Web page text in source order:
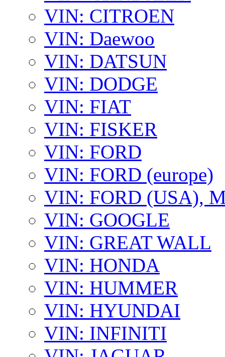
VIN: CITROEN
VIN: Daewoo
VIN: DATSUN
VIN: DODGE
VIN: FIAT
VIN: FISKER
VIN: FORD
VIN: FORD (europe)
VIN: FORD (USA),
VIN: GOOGLE
VIN: GREAT WALL
VIN: HONDA
VIN: HUMMER
VIN: HYUNDAI
VIN: INFINITI